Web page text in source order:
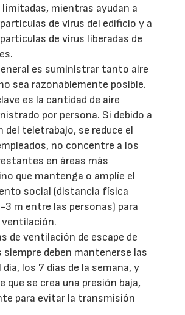
mientras ayudan a
de virus del edificio y a
de virus liberadas de
es suministrar tanto aire
sea razonablemente posible.
es la cantidad de aire
por persona. Si debido a
del teletrabajo, se reduce el
no concentre a los
en áreas más
que mantenga o amplíe el
social (distancia física
3 m entre las personas) para
de ventilación de escape de
siempre deben mantenerse las
los 7 días de la semana, y
que se crea una presión baja,
para evitar la transmisión